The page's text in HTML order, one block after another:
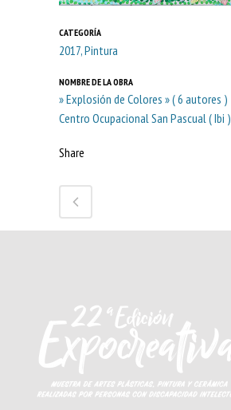
CATEGORÍA
2017, Pintura
NOMBRE DE LA OBRA
» Explosión de Colores » ( 6 autores )
Centro Ocupacional San Pascual ( Ibi )
Share